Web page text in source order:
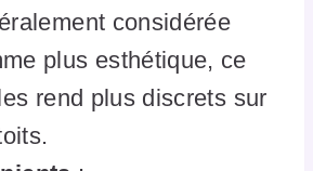
considérée
plus esthétique, ce
rend plus discrets sur